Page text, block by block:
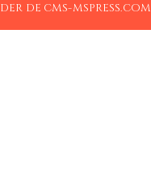
DE CMS-MSPRESS.COM